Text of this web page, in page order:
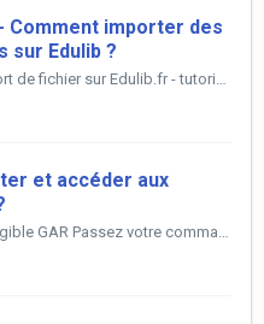
Comment importer des
sur Edulib ?
Création de compte par import de fichier sur Edulib.fr - tutoriel détaillé Votre établissement n'est pas doté d'un ENT et vous avez commandé ...
et accéder aux
Si votre établissement est éligible GAR Passez votre commande de licences numériques comme d'habitude auprès de votre libraire ou directement sur ed...